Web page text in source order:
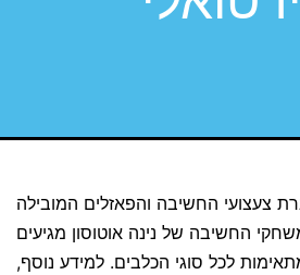
צעצועי החשיבה והפאזלים המובילה
החשיבה של נינה אוטוסון מגיעים
לכל סוגי הכלבים. למידע נוסף,